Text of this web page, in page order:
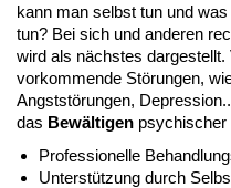
kann man selbst tun und
tun? Bei sich und anderen
wird als nächstes
vorkommende Störungen,
Angststörungen,
das Bewältigen psychischer
Professionelle
Unterstützung durch